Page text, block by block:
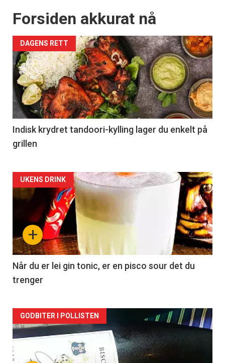
Forsiden akkurat nå
DAGENS RETT
Indisk krydret tandoori-kylling lager du enkelt på
grillen
Forsiden
akkurat
nå
-
2
+
UKENS DRINK
Når du er lei gin tonic, er en pisco sour det du
trenger
Forsiden
akkurat
GODBITER I POLLISTEN